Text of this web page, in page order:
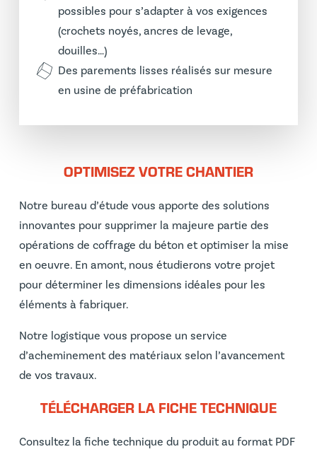
possibles pour s’adapter à vos exigences
(crochets noyés, ancres de levage,
douilles…)
Des parements lisses réalisés sur mesure
en usine de préfabrication
OPTIMISEZ VOTRE CHANTIER
Notre bureau d’étude vous apporte des solutions
innovantes pour supprimer la majeure partie des
opérations de coffrage du béton et optimiser la mise
en oeuvre. En amont, nous étudierons votre projet
pour déterminer les dimensions idéales pour les
éléments à fabriquer.
Notre logistique vous propose un service
d’acheminement des matériaux selon l’avancement
de vos travaux.
TÉLÉCHARGER LA FICHE TECHNIQUE
Consultez la fiche technique du produit au format PDF